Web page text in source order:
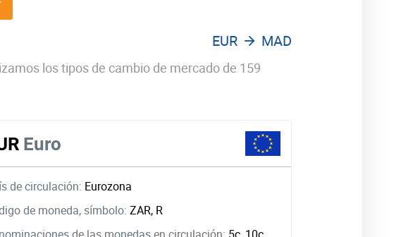
EUR MAD
los tipos de cambio de mercado de 159
Euro
de circulación: Eurozona
de moneda, símbolo:ZAR, R